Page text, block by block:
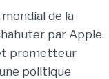
de la
par Apple.
prometteur
politique